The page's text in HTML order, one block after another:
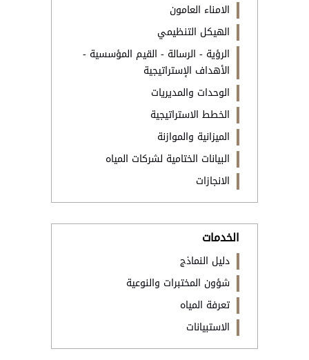
الامناء العامون
الهيكل التنظيمي
الرؤية - الرسالة - القيم المؤسسية -
الأهداف الإستراتيجية
الوحدات والمديريات
الخطط الاستراتيجية
الميزانية والموازنة
البيانات الختامية لشركات المياه
الانجازات
الخدمات
دليل النماذج
شؤون المختبرات والنوعية
تعرفة المياه
الاستبيانات